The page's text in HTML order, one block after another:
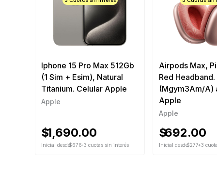
Iphone 15 Pro Max 512Gb
(1 Sim + Esim), Natural
Titanium. Celular Apple
Apple
$1,690.00
Inicial desde$676+3 cuotas sin interés
Airpods Max,
Red Headband.
(Mgym3Am/A)
Apple
Apple
$692.00
Inicial desde$277+3